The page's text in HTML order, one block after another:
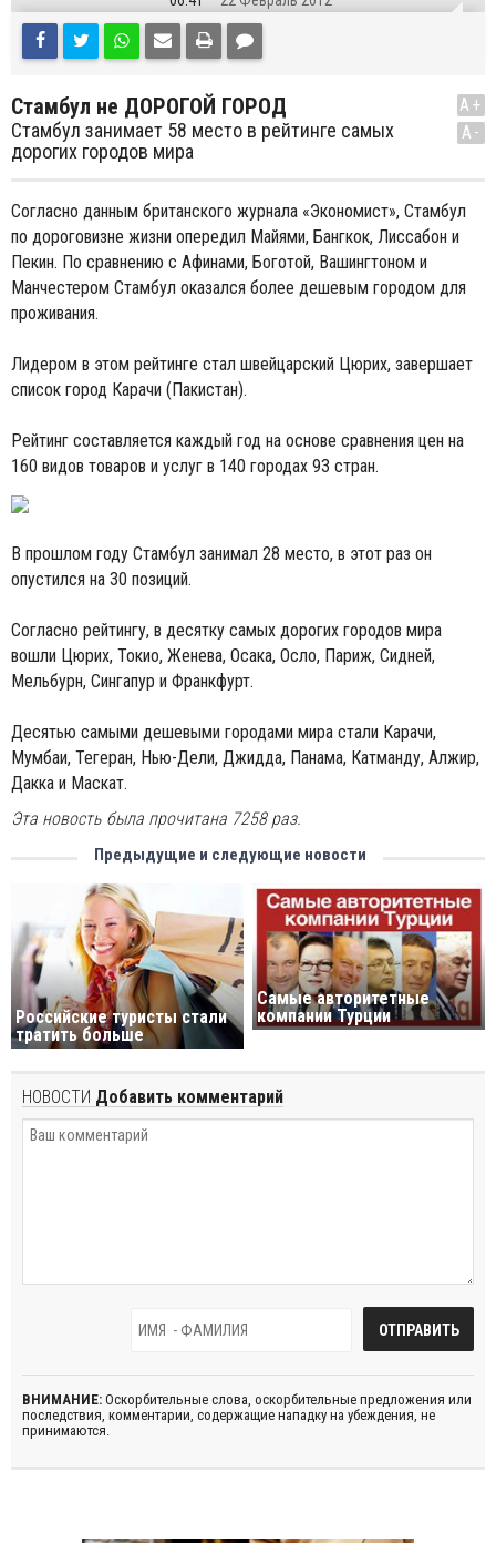
Стамбул нe ДОРОГОЙ ГОРОД
Стамбул занимает 58 место в рейтинге самых
дорогих городов мира
A+
A-
Согласно данным британского журнала «Экономист», Стамбул
по дороговизне жизни опередил Майями, Бангкок, Лиссабон и
Пекин. По сравнению с Афинами, Боготой, Вашингтоном и
Манчестером Стамбул оказался более дешевым городом для
проживания.
Лидером в этом рейтинге стал швейцарский Цюрих, завершает
список город Карачи (Пакистан).
Рейтинг составляется каждый год на основе сравнения цен на
160 видов товаров и услуг в 140 городах 93 стран.
В прошлом году Стамбул занимал 28 место, в этот раз он
опустился на 30 позиций.
Согласно рейтингу, в десятку самых дорогих городов мира
вошли Цюрих, Токио, Женева, Осака, Осло, Париж, Сидней,
Мельбурн, Сингапур и Франкфурт.
Десятью самыми дешевыми городами мира стали Карачи,
Мумбаи, Тегеран, Нью-Дели, Джидда, Панама, Катманду, Алжир,
Дакка и Маскат.
Эта новость была прочитана 7258 раз.
Предыдущие и следующие новости
Российские туристы стали
тратить больше
Cамые авторитетные
компании Турции
НОВОСТИ Добавить комментарий
ВНИМАНИЕ: Оскорбительные слова, оскорбительные предложения или
последствия, комментарии, содержащие нападку на убеждения, не
принимаются.